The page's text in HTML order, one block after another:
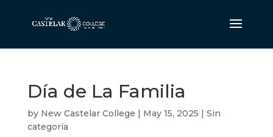
Día de La Familia
by New Castelar College | May 15, 2025 | Sin
categoría